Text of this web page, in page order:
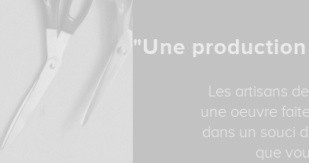
"Une
Les artisans
une oeuvre
dans un souci
que